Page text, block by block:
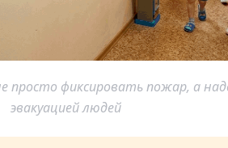
просто фиксировать пожар, а
эвакуацией людей